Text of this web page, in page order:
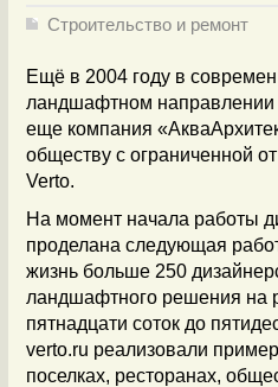
Строительство и ремонт
Ещё в 2004 году в
ландшафтном направлении
еще компания
обществу с ограниченной
Verto.
На момент начала работы
проделана следующая
жизнь больше 250
ландшафтного решения на
пятнадцати соток до
verto.ru реализовали
поселках, ресторанах,